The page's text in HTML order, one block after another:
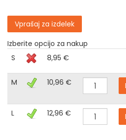
Vprašaj za izdelek
Izberite opcijo za nakup
S
8,95 €
M 10,96 €
L 12,96 €